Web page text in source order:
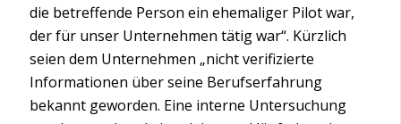
die betreffende Person ein ehemaliger Pilot war,
der für unser Unternehmen tätig war“. Kürzlich
seien dem Unternehmen „nicht verifizierte
Informationen über seine Berufserfahrung
bekannt geworden. Eine interne Untersuchung